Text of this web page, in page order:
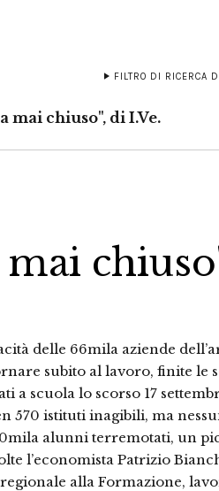
FILTRO DI RICERCA
mai chiuso", di I.Ve.
delle 66mila aziende
subito al lavoro, finite le
a scuola lo scorso 17
570 istituti inagibili, ma
alunni terremotati, un
l’economista Patrizio
alla Formazione,